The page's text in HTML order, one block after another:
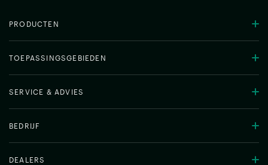
PRODUCTEN
TOEPASSINGSGEBIEDEN
SERVICE & ADVIES
BEDRIJF
DEALERS